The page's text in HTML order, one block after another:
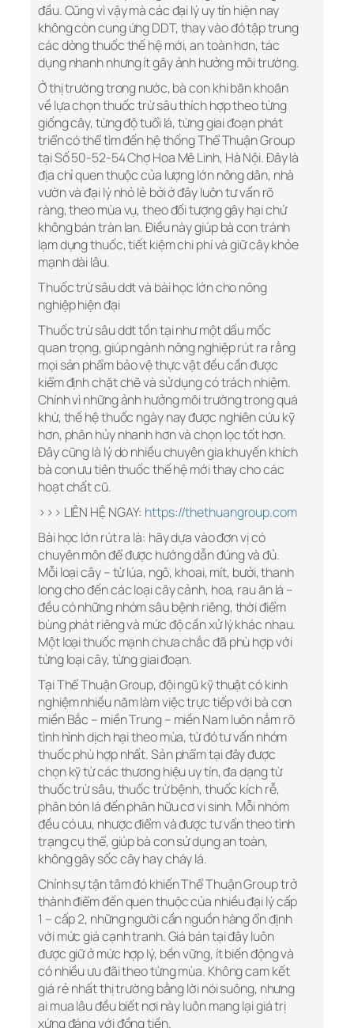
đầu. Cũng vì vậy mà các đại lý uy tín hiện nay
không còn cung ứng DDT, thay vào đó tập trung
các dòng thuốc thế hệ mới, an toàn hơn, tác
dụng nhanh nhưng ít gây ảnh hưởng môi trường.
Ở thị trường trong nước, bà con khi băn khoăn
về lựa chọn thuốc trừ sâu thích hợp theo từng
giống cây, từng độ tuổi lá, từng giai đoạn phát
triển có thể tìm đến hệ thống Thể Thuận Group
tại Số 50-52-54 Chợ Hoa Mê Linh, Hà Nội. Đây là
địa chỉ quen thuộc của lượng lớn nông dân, nhà
vườn và đại lý nhỏ lẻ bởi ở đây luôn tư vấn rõ
ràng, theo mùa vụ, theo đối tượng gây hại chứ
không bán tràn lan. Điều này giúp bà con tránh
lạm dụng thuốc, tiết kiệm chi phí và giữ cây khỏe
mạnh dài lâu.
Thuốc trừ sâu ddt và bài học lớn cho nông
nghiệp hiện đại
Thuốc trừ sâu ddt tồn tại như một dấu mốc
quan trọng, giúp ngành nông nghiệp rút ra rằng
mọi sản phẩm bảo vệ thực vật đều cần được
kiểm định chặt chẽ và sử dụng có trách nhiệm.
Chính vì những ảnh hưởng môi trường trong quá
khứ, thế hệ thuốc ngày nay được nghiên cứu kỹ
hơn, phân hủy nhanh hơn và chọn lọc tốt hơn.
Đây cũng là lý do nhiều chuyên gia khuyến khích
bà con ưu tiên thuốc thế hệ mới thay cho các
hoạt chất cũ.
>>> LIÊN HỆ NGAY: https://thethuangroup.com
Bài học lớn rút ra là: hãy dựa vào đơn vị có
chuyên môn để được hướng dẫn đúng và đủ.
Mỗi loại cây – từ lúa, ngô, khoai, mít, bưởi, thanh
long cho đến các loại cây cảnh, hoa, rau ăn lá –
đều có những nhóm sâu bệnh riêng, thời điểm
bùng phát riêng và mức độ cần xử lý khác nhau.
Một loại thuốc mạnh chưa chắc đã phù hợp với
từng loại cây, từng giai đoạn.
Tại Thể Thuận Group, đội ngũ kỹ thuật có kinh
nghiệm nhiều năm làm việc trực tiếp với bà con
miền Bắc – miền Trung – miền Nam luôn nắm rõ
tình hình dịch hại theo mùa, từ đó tư vấn nhóm
thuốc phù hợp nhất. Sản phẩm tại đây được
chọn kỹ từ các thương hiệu uy tín, đa dạng từ
thuốc trừ sâu, thuốc trừ bệnh, thuốc kích rễ,
phân bón lá đến phân hữu cơ vi sinh. Mỗi nhóm
đều có ưu, nhược điểm và được tư vấn theo tình
trạng cụ thể, giúp bà con sử dụng an toàn,
không gây sốc cây hay cháy lá.
Chính sự tận tâm đó khiến Thể Thuận Group trở
thành điểm đến quen thuộc của nhiều đại lý cấp
1 – cấp 2, những người cần nguồn hàng ổn định
với mức giá cạnh tranh. Giá bán tại đây luôn
được giữ ở mức hợp lý, bền vững, ít biến động và
có nhiều ưu đãi theo từng mùa. Không cam kết
giá rẻ nhất thị trường bằng lời nói suông, nhưng
ai mua lâu đều biết nơi này luôn mang lại giá trị
xứng đáng với đồng tiền.